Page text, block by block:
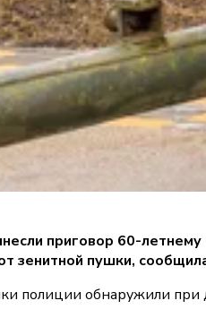
приговор 60-
зенитной пушки,
полиции обнаружили при